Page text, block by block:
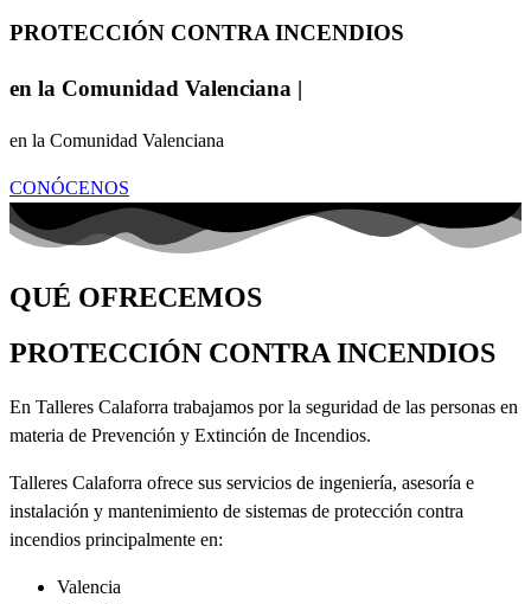
PROTECCIÓN CONTRA INCENDIOS
en la Comunidad Valenciana |
en la Comunidad Valenciana
CONÓCENOS
QUÉ OFRECEMOS
PROTECCIÓN CONTRA INCENDIOS
En Talleres Calaforra trabajamos por la seguridad de las personas en
materia de Prevención y Extinción de Incendios.
Talleres Calaforra ofrece sus servicios de ingeniería, asesoría e
instalación y mantenimiento de sistemas de protección contra
incendios principalmente en:
Valencia